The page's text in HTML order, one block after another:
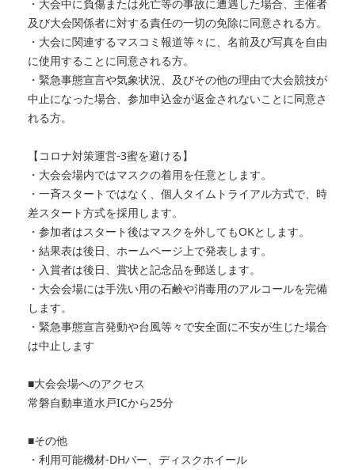
・大会中に負傷または死亡等の事故に遭遇した場合、主催者
及び大会関係者に対する責任の一切の免除に同意される方。
・大会に関連するマスコミ報道等々に、名前及び写真を自由
に使用することに同意される方。
・緊急事態宣言や気象状況、及びその他の理由で大会競技が
中止になった場合、参加申込金が返金されないことに同意さ
れる方。
【コロナ対策運営-3蜜を避ける】
・大会会場内ではマスクの着用を任意とします。
・一斉スタートではなく、個人タイムトライアル方式で、時
差スタート方式を採用します。
・参加者はスタート後はマスクを外してもOKとします。
・結果表は後日、ホームページ上で発表します。
・入賞者は後日、賞状と記念品を郵送します。
・大会会場には手洗い用の石鹸や消毒用のアルコールを完備
します。
・緊急事態宣言発動や台風等々で安全面に不安が生じた場合
は中止します
■大会会場へのアクセス
常磐自動車道水戸ICから25分
■その他
・利用可能機材-DHバー、ディスクホイール